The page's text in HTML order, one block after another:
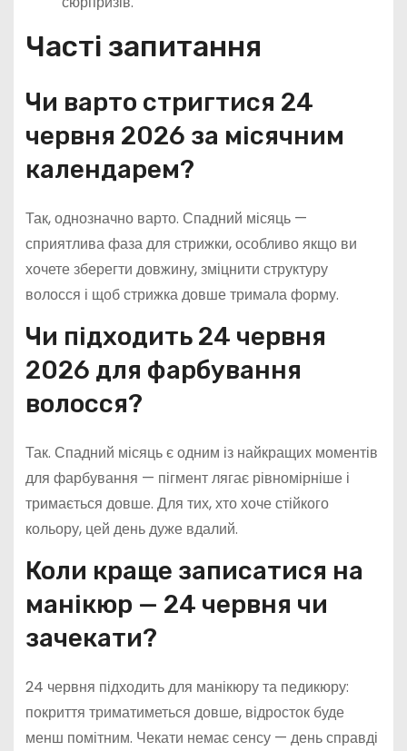
Часті запитання
Чи варто стригтися 24
червня 2026 за місячним
календарем?
Так, однозначно варто. Спадний місяць —
сприятлива фаза для стрижки, особливо якщо ви
хочете зберегти довжину, зміцнити структуру
волосся і щоб стрижка довше тримала форму.
Чи підходить 24 червня
2026 для фарбування
волосся?
Так. Спадний місяць є одним із найкращих моментів
для фарбування — пігмент лягає рівномірніше і
тримається довше. Для тих, хто хоче стійкого
кольору, цей день дуже вдалий.
Коли краще записатися на
манікюр — 24 червня чи
зачекати?
24 червня підходить для манікюру та педикюру:
покриття триматиметься довше, відросток буде
менш помітним. Чекати немає сенсу — день справді